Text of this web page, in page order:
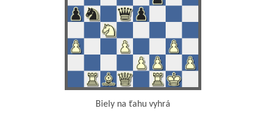
Biely na ťahu vyhrá